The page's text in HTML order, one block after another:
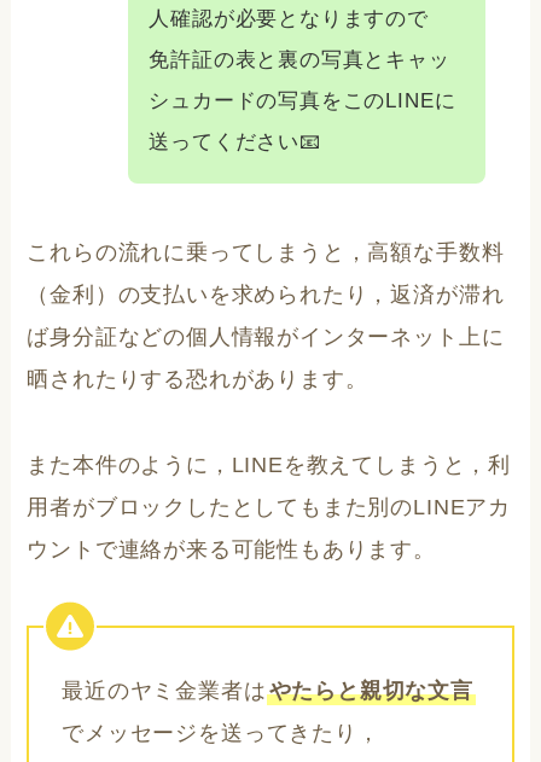
人確認が必要となりますので
免許証の表と裏の写真とキャッ
シュカードの写真をこのLINEに
送ってください📧
これらの流れに乗ってしまうと，高額な手数料
（金利）の支払いを求められたり，返済が滞れ
ば身分証などの個人情報がインターネット上に
晒されたりする恐れがあります。
また本件のように，LINEを教えてしまうと，利
用者がブロックしたとしてもまた別のLINEアカ
ウントで連絡が来る可能性もあります。
最近のヤミ金業者はやたらと親切な文言
でメッセージを送ってきたり，